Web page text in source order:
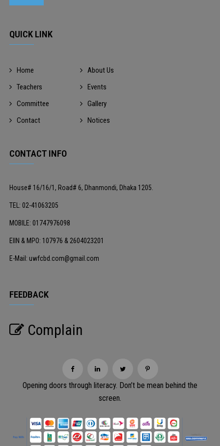
QUICK LINK
Home
About Us
Teachers
Events
Committee
Gallery
Contact
Notices
CONTACT INFO
House# 16/16/1, Road# 6, Dhanmondi, Dhaka 1205.
TEL: 02-41063205
MOBILE: 01747976098
EIIN & MPO: 107976 & 2604023201
E-Mail: uwfcbd.com@gmail.com
FEEDBACK
Complain
Opening doors through literacy. Don’t be mean behind the
screen.